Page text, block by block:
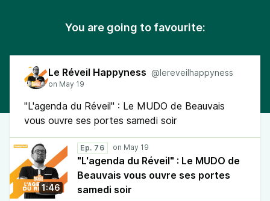
You are going to favourite:
Le Réveil Happyness @lereveilhappyness
"L'agenda du Réveil" : Le MUDO de Beauvais
vous ouvre ses portes samedi soir
1:46
Ep. 76
"L'agenda du Réveil" : Le MUDO de
Beauvais vous ouvre ses portes
samedi soir